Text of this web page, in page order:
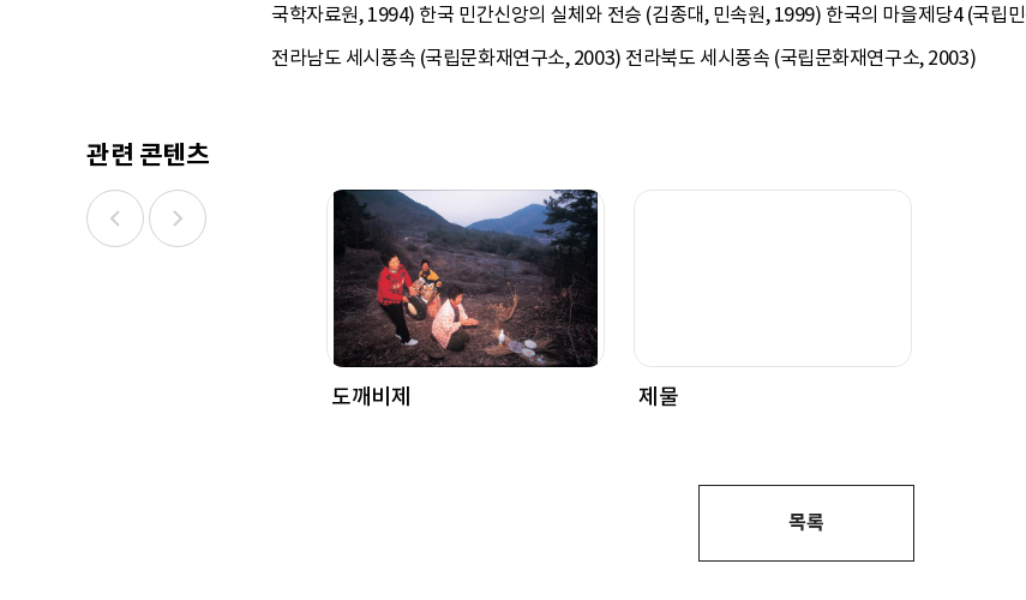
국학자료원, 1994) 한국 민간신앙의 실체와 전승 (김종대, 민속원, 1999) 한국의 마을제당4 (국립
전라남도 세시풍속 (국립문화재연구소, 2003) 전라북도 세시풍속 (국립문화재연구소, 2003)
관련 콘텐츠
도깨비제 제물
목록